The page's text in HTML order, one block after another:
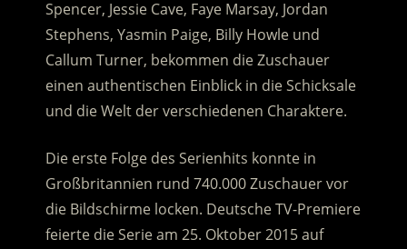
Spencer, Jessie Cave, Faye Marsay, Jordan
Stephens, Yasmin Paige, Billy Howle und
Callum Turner, bekommen die Zuschauer
einen authentischen Einblick in die Schicksale
und die Welt der verschiedenen Charaktere.
Die erste Folge des Serienhits konnte in
Großbritannien rund 740.000 Zuschauer vor
die Bildschirme locken. Deutsche TV-Premiere
feierte die Serie am 25. Oktober 2015 auf